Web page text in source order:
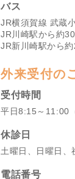
バス
JR横須賀線 武蔵
JR川崎駅から約
JR新川崎駅から
外来受付の
受付時間
平日8:15～11:00
休診日
土曜日、日曜日、
電話番号